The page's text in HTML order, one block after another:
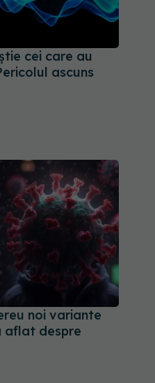
cei care au
ascuns
noi variante
aflat despre